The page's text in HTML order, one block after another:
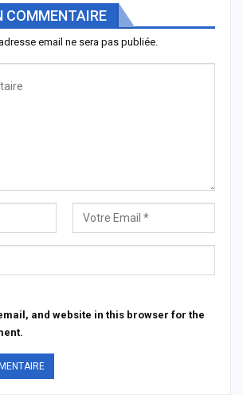
COMMENTAIRE
email ne sera pas publiée.
and website in this browser for the